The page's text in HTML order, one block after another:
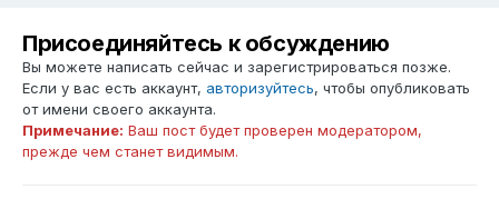
Присоединяйтесь к обсуждению
Вы можете написать сейчас и зарегистрироваться позже.
Если у вас есть аккаунт, авторизуйтесь, чтобы опубликовать
от имени своего аккаунта.
Примечание: Ваш пост будет проверен модератором,
прежде чем станет видимым.